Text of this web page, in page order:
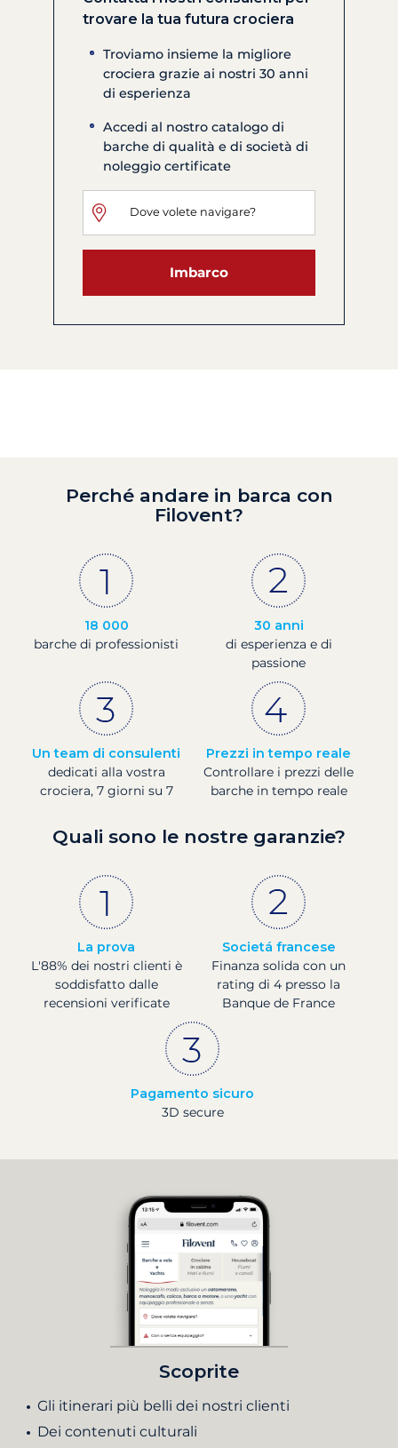
trovare la tua futura crociera
Troviamo insieme la migliore
crociera grazie ai nostri 30 anni
di esperienza
Accedi al nostro catalogo di
barche di qualità e di società di
noleggio certificate
Imbarco
Perché andare in barca con
Filovent?
18 000
barche di professionisti
30 anni
di esperienza e di
passione
Un team di consulenti
dedicati alla vostra
crociera, 7 giorni su 7
Prezzi in tempo reale
Controllare i prezzi delle
barche in tempo reale
Quali sono le nostre garanzie?
La prova
L'88% dei nostri clienti è
soddisfatto dalle
recensioni verificate
Societá francese
Finanza solida con un
rating di 4 presso la
Banque de France
Pagamento sicuro
3D secure
Scoprite
Gli itinerari più belli dei nostri clienti
Dei contenuti culturali